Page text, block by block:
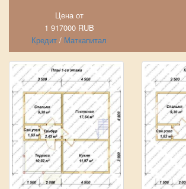
Цена от
1 917000 RUB
Кредит / Маткапитал